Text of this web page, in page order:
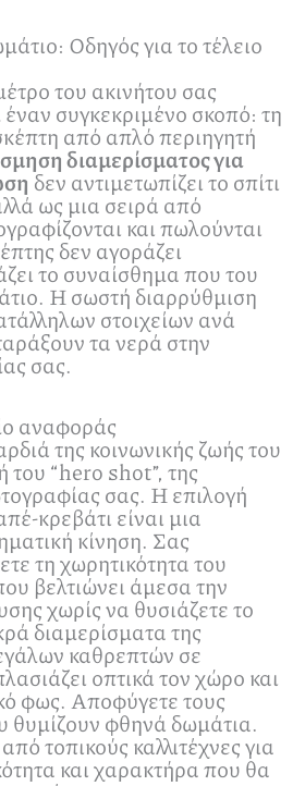
Οδηγός για το τέλειο
του ακινήτου σας
συγκεκριμένο σκοπό: τη
από απλό περιηγητή
διαμερίσματος για
δεν αντιμετωπίζει το σπίτι
ως μια σειρά από
και πωλούνται
δεν αγοράζει
το συναίσθημα που του
Η σωστή διαρρύθμιση
στοιχείων ανά
τα νερά στην
σας.
αναφοράς
της κοινωνικής ζωής του
του “hero shot”, της
σας. Η επιλογή
κρεβάτι είναι μια
κίνηση. Σας
τη χωρητικότητα του
βελτιώνει άμεσα την
χωρίς να θυσιάζετε το
διαμερίσματα της
καθρεπτών σε
οπτικά τον χώρο και
φως. Αποφύγετε τους
θυμίζουν φθηνά δωμάτια.
τοπικούς καλλιτέχνες για
και χαρακτήρα που θα